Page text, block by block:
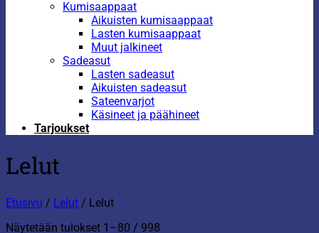
Kumisaappaat
Aikuisten kumisaappaat
Lasten kumisaappaat
Muut jalkineet
Sadeasut
Lasten sadeasut
Aikuisten sadeasut
Sateenvarjot
Käsineet ja päähineet
Tarjoukset
Lelut
Etusivu / Lelut / Lelut
Näytetään tulokset 1–80 / 998